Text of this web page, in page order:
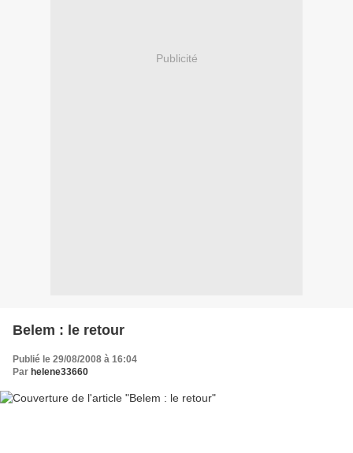
Publicité
Belem : le retour
Publié le 29/08/2008 à 16:04
Par helene33660